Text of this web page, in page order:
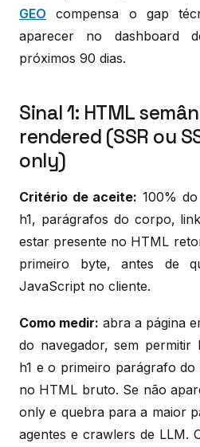
GEO compensa o gap
aparecer no dashboard
próximos 90 dias.
Sinal 1: HTML
rendered (SSR ou
only)
Critério de aceite: 100%
h1, parágrafos do corpo,
estar presente no HTML
primeiro byte, antes de
JavaScript no cliente.
Como medir: abra a página
do navegador, sem permitir
h1 e o primeiro parágrafo
no HTML bruto. Se não
only e quebra para a maior
agentes e crawlers de LLM.